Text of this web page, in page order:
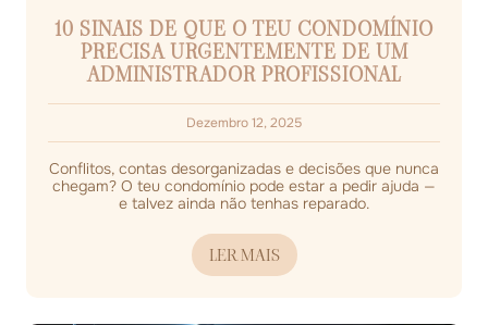
10 SINAIS DE QUE O TEU CONDOMÍNIO
PRECISA URGENTEMENTE DE UM
ADMINISTRADOR PROFISSIONAL
Dezembro 12, 2025
Conflitos, contas desorganizadas e decisões que nunca
chegam? O teu condomínio pode estar a pedir ajuda —
e talvez ainda não tenhas reparado.
LER MAIS